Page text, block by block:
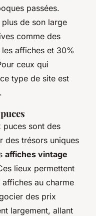
passées.
de son large
comme des
affiches et 30%
ceux qui
type de site est
puces sont des
des trésors uniques
affiches vintage
lieux permettent
au charme
des prix
largement, allant